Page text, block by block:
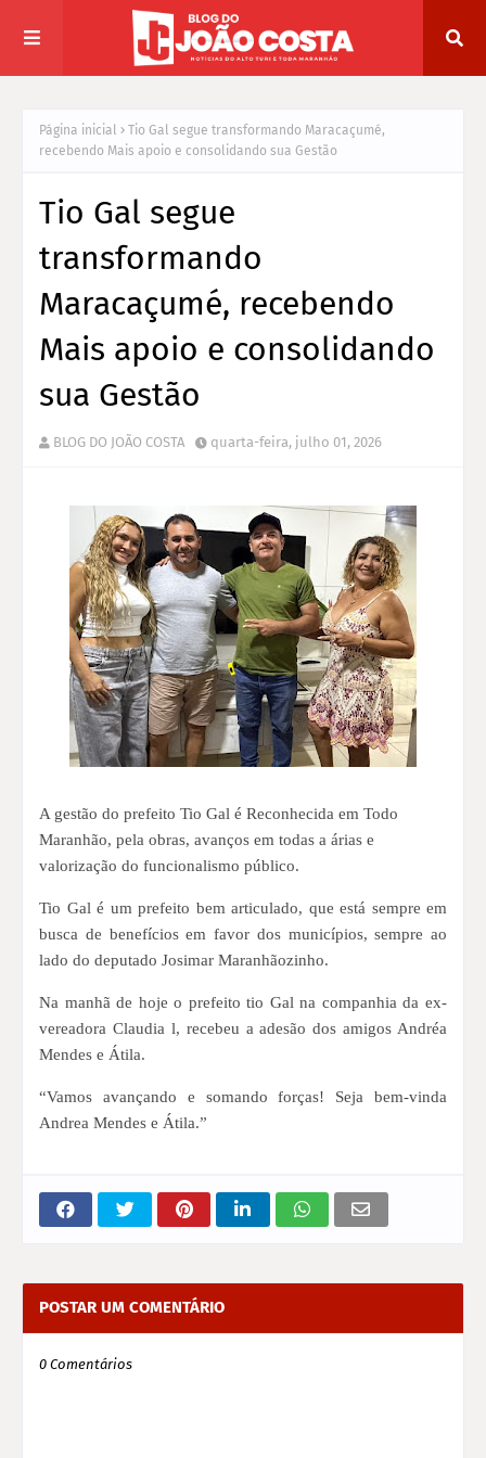
Página inicial
Tio Gal segue transformando Maracaçumé,
recebendo Mais apoio e consolidando sua Gestão
Tio Gal segue
transformando
Maracaçumé, recebendo
Mais apoio e consolidando
sua Gestão
BLOG DO JOÃO COSTA quarta-feira, julho 01, 2026
A gestão do prefeito Tio Gal é Reconhecida em Todo
Maranhão, pela obras, avanços em todas a árias e
valorização do funcionalismo público.
Tio Gal é um prefeito bem articulado, que está sempre em
busca de benefícios em favor dos municípios, sempre ao
lado do deputado Josimar Maranhãozinho.
Na manhã de hoje o prefeito tio Gal na companhia da ex-
vereadora Claudia l, recebeu a adesão dos amigos Andréa
Mendes e Átila.
“Vamos avançando e somando forças! Seja bem-vinda
Andrea Mendes e Átila.”
POSTAR UM COMENTÁRIO
0 Comentários